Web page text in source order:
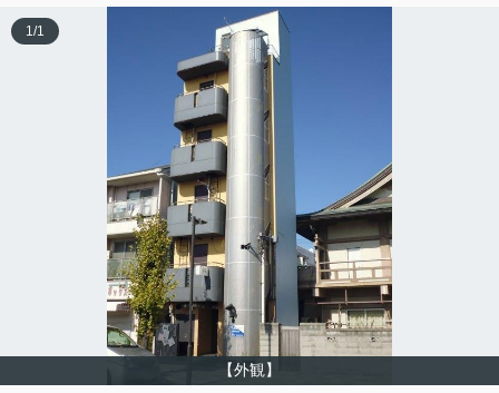
【外観】
1/1